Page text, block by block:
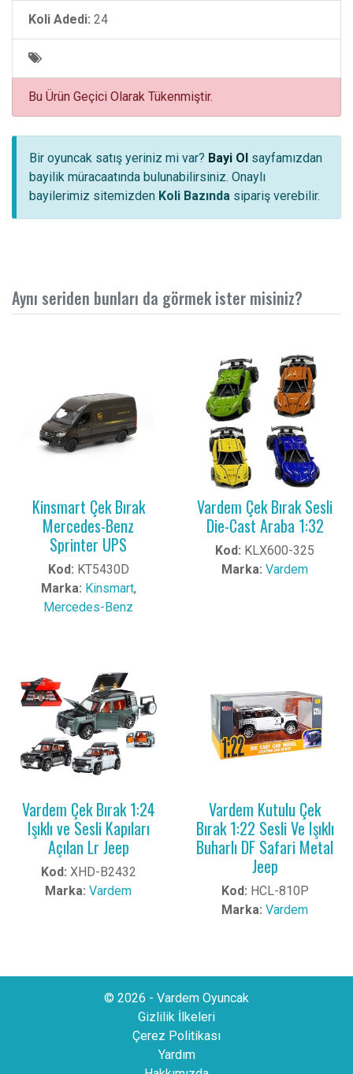
Koli Adedi: 24
Bu Ürün Geçici Olarak Tükenmiştir.
Bir oyuncak satış yeriniz mi var? Bayi Ol sayfamızdan
bayilik müracaatında bulunabilirsiniz. Onaylı
bayilerimiz sitemizden Koli Bazında sipariş verebilir.
Aynı seriden bunları da görmek ister misiniz?
Kinsmart Çek Bırak
Mercedes-Benz
Sprinter UPS
Kod: KT5430D
Marka: Kinsmart,
Mercedes-Benz
Vardem Çek Bırak Sesli
Die-Cast Araba 1:32
Kod: KLX600-325
Marka: Vardem
Vardem Çek Bırak 1:24
Işıklı ve Sesli Kapıları
Açılan Lr Jeep
Kod: XHD-B2432
Marka: Vardem
Vardem Kutulu Çek
Bırak 1:22 Sesli Ve Işıklı
Buharlı DF Safari Metal
Jeep
Kod: HCL-810P
Marka: Vardem
© 2026 - Vardem Oyuncak
Gizlilik İlkeleri
Çerez Politikası
Yardım